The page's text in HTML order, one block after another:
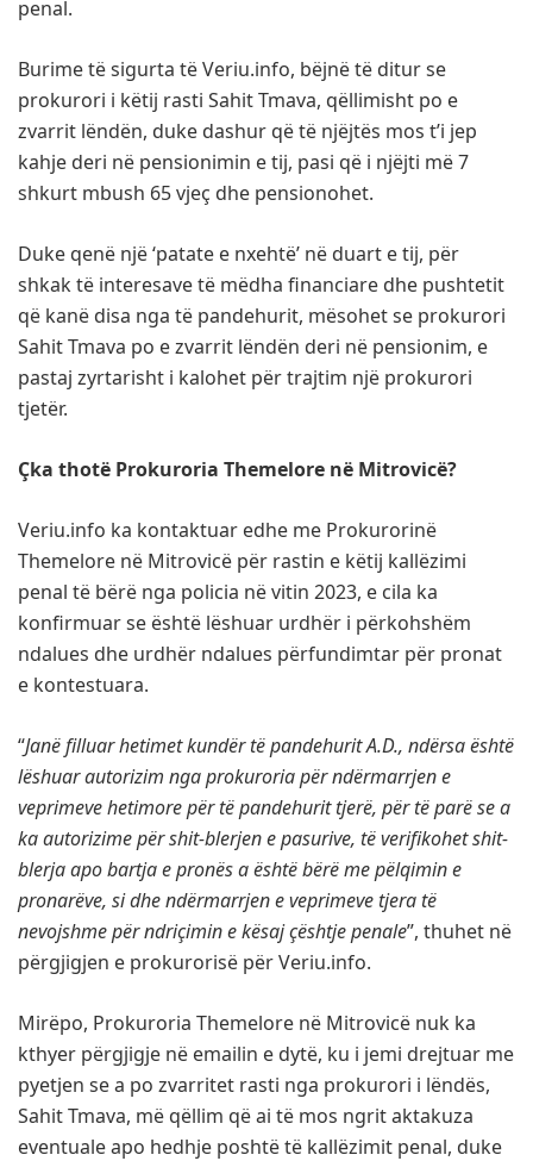
penal.
Burime të sigurta të Veriu.info, bëjnë të ditur se
prokurori i këtij rasti Sahit Tmava, qëllimisht po e
zvarrit lëndën, duke dashur që të njëjtës mos t’i jep
kahje deri në pensionimin e tij, pasi që i njëjti më 7
shkurt mbush 65 vjeç dhe pensionohet.
Duke qenë një ‘patate e nxehtë’ në duart e tij, për
shkak të interesave të mëdha financiare dhe pushtetit
që kanë disa nga të pandehurit, mësohet se prokurori
Sahit Tmava po e zvarrit lëndën deri në pensionim, e
pastaj zyrtarisht i kalohet për trajtim një prokurori
tjetër.
Çka thotë Prokuroria Themelore në Mitrovicë?
Veriu.info ka kontaktuar edhe me Prokurorinë
Themelore në Mitrovicë për rastin e këtij kallëzimi
penal të bërë nga policia në vitin 2023, e cila ka
konfirmuar se është lëshuar urdhër i përkohshëm
ndalues dhe urdhër ndalues përfundimtar për pronat
e kontestuara.
“Janë filluar hetimet kundër të pandehurit A.D., ndërsa është
lëshuar autorizim nga prokuroria për ndërmarrjen e
veprimeve hetimore për të pandehurit tjerë, për të parë se a
ka autorizime për shit-blerjen e pasurive, të verifikohet shit-
blerja apo bartja e pronës a është bërë me pëlqimin e
pronarëve, si dhe ndërmarrjen e veprimeve tjera të
nevojshme për ndriçimin e kësaj çështje penale”, thuhet në
përgjigjen e prokurorisë për Veriu.info.
Mirëpo, Prokuroria Themelore në Mitrovicë nuk ka
kthyer përgjigje në emailin e dytë, ku i jemi drejtuar me
pyetjen se a po zvarritet rasti nga prokurori i lëndës,
Sahit Tmava, më qëllim që ai të mos ngrit aktakuza
eventuale apo hedhje poshtë të kallëzimit penal, duke